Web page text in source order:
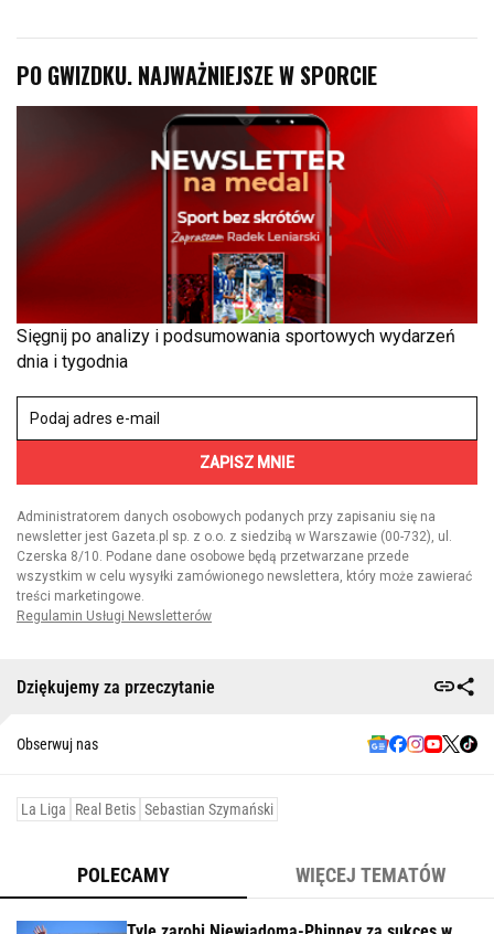
Dziękujemy za przeczytanie
Obserwuj nas
La Liga Real Betis Sebastian Szymański
POLECAMY WIĘCEJ TEMATÓW